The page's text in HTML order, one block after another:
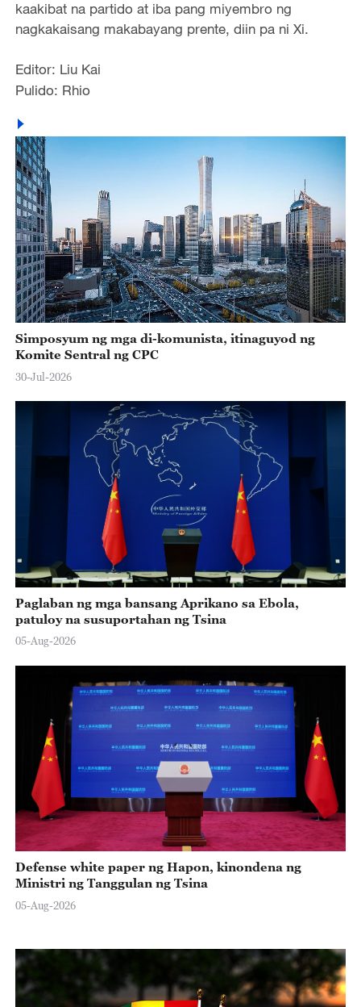
kaakibat na partido at iba pang miyembro ng
nagkakaisang makabayang prente, diin pa ni Xi.
Editor: Liu Kai
Pulido: Rhio
Simposyum ng mga di-komunista, itinaguyod ng
Komite Sentral ng CPC
30-Jul-2026
Paglaban ng mga bansang Aprikano sa Ebola,
patuloy na susuportahan ng Tsina
05-Aug-2026
Defense white paper ng Hapon, kinondena ng
Ministri ng Tanggulan ng Tsina
05-Aug-2026